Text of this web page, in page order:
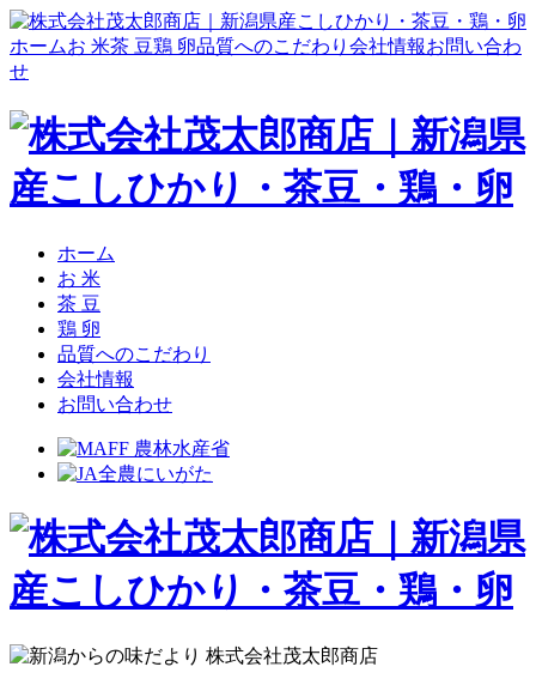
ホームお 米茶 豆鶏 卵品質へのこだわり 会社情報お問い合わ
せ
ホーム
お 米
茶 豆
鶏 卵
品質へのこだわり
会社情報
お問い合わせ